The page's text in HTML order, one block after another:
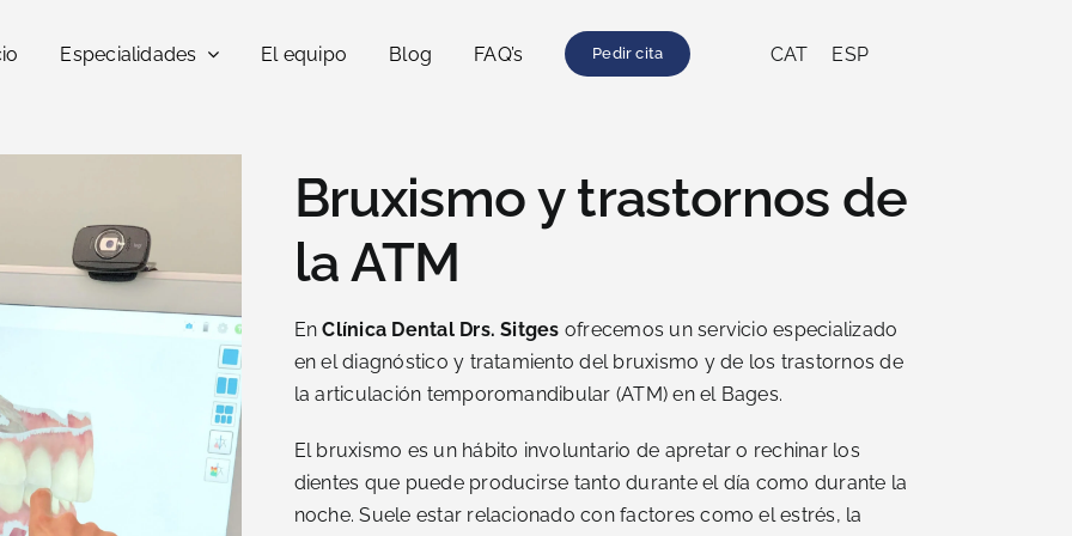
Especialidades El equipo Blog FAQ’s Pedir cita CAT ESP
Bruxismo y trastornos de
la ATM
EnClínica Dental Drs. Sitges ofrecemos un servicio especializado
en el diagnóstico y tratamiento del bruxismo y de los trastornos de
la articulación temporomandibular (ATM) en el Bages.
El bruxismo es un hábito involuntario de apretar o rechinar los
dientes que puede producirse tanto durante el día como durante la
noche. Suele estar relacionado con factores como el estrés, la